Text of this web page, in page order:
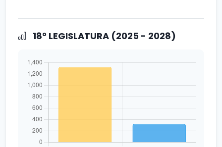
18° LEGISLATURA (2025 - 2028)